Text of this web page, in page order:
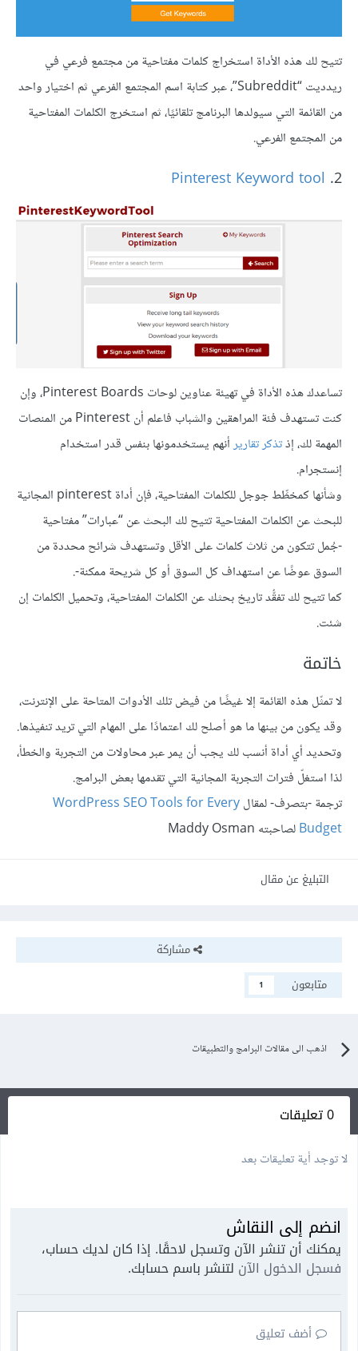
تتيح لك هذه الأداة استخراج كلمات مفتاحية من مجتمع فرعي في
ريدديت “Subreddit”، عبر كتابة اسم المجتمع الفرعي ثم اختيار واحد
من القائمة التي سيولدها البرنامج تلقائيًا، ثم استخرج الكلمات المفتاحية
من المجتمع الفرعي.
2.
Pinterest Keyword tool
تساعدك هذه الأداة في تهيئة عناوين لوحات Pinterest Boards، وإن
كنت تستهدف فئة المراهقين والشباب فاعلم أن Pinterest من المنصات
المهمة لك، إذتذكر تقاريرأنهم يستخدمونها بنفس قدر استخدام
إنستجرام.
وشأنها كمخطِّط جوجل للكلمات المفتاحية، فإن أداة pinterest المجانية
للبحث عن الكلمات المفتاحية تتيح لك البحث عن “عبارات” مفتاحية
-جُمل تتكون من ثلاث كلمات على الأقل وتستهدف شرائح محددة من
السوق عوضًا عن استهداف كل السوق أو كل شريحة ممكنة-.
كما تتيح لك تفقُّد تاريخ بحثك عن الكلمات المفتاحية، وتحميل الكلمات إن
شئت.
خاتمة
لا تمثّل هذه القائمة إلا غيضًا من فيض تلك الأدوات المتاحة على الإنترنت،
وقد يكون من بينها ما هو أصلح لك اعتمادًا على المهام التي تريد تنفيذها.
وتحديد أي أداة أنسب لك يجب أن يمر عبر محاولات من التجربة والخطأ،
لذا استغلّ فترات التجربة المجانية التي تقدمها بعض البرامج.
ترجمة -بتصرف- لمقالWordPress SEO Tools for Every
Budgetلصاحبته Maddy Osman
التبليغ عن مقال
مشاركة
متابعون
1
اذهب الى مقالات البرامج والتطبيقات
0 تعليقات
لا توجد أية تعليقات بعد
انضم إلى النقاش
يمكنك أن تنشر الآن وتسجل لاحقًا. إذا كان لديك حساب،
فسجل الدخول الآن لتنشر باسم حسابك.
أضف تعليق